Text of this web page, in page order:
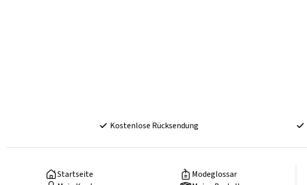
Kostenlose Rücksendung
Startseite
Modeglossar